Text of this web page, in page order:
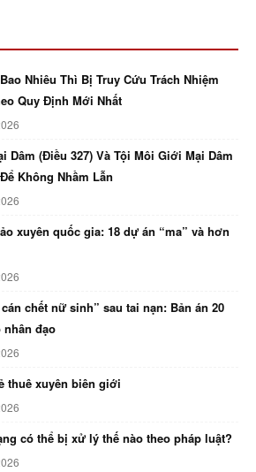
Nhiêu Thì Bị Truy Cứu Trách Nhiệm
Quy Định Mới Nhất
Dâm (Điều 327) Và Tội Môi Giới Mại Dâm
Không Nhầm Lẫn
xuyên quốc gia: 18 dự án “ma” và hơn
chết nữ sinh” sau tai nạn: Bản án 20
đạo
thuê xuyên biên giới
có thể bị xử lý thế nào theo pháp luật?